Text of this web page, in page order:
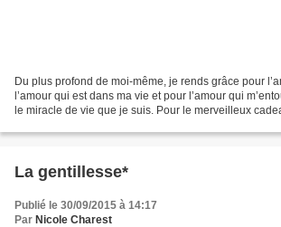
Du plus profond de moi-même, je rends grâce pour
l’amour qui est dans ma vie et pour l’amour qui
le miracle de vie que je suis. Pour le merveilleux
La gentillesse*
Publié le 30/09/2015 à 14:17
Par Nicole Charest